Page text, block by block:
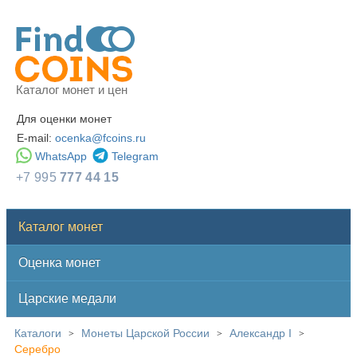
Каталог монет и цен
Для оценки монет
E-mail: ocenka@fcoins.ru
WhatsApp
Telegram
+7 995777 44 15
Каталог монет
Оценка монет
Царские медали
Каталоги > Монеты Царской России > Александр I >
Серебро